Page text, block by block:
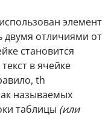
элемент
двумя отличиями от
становится
текст в ячейке
th
называемых
таблицы (или